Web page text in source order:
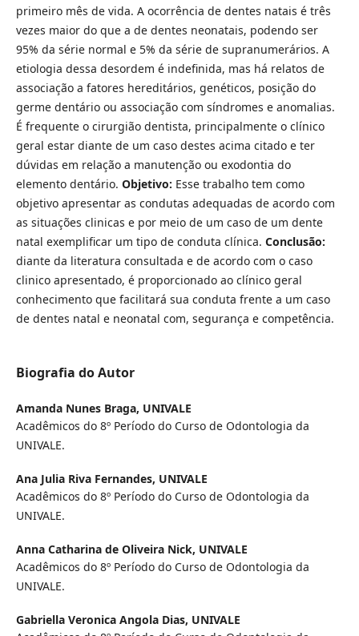
primeiro mês de vida. A ocorrência de dentes natais é três
vezes maior do que a de dentes neonatais, podendo ser
95% da série normal e 5% da série de supranumerários. A
etiologia dessa desordem é indefinida, mas há relatos de
associação a fatores hereditários, genéticos, posição do
germe dentário ou associação com síndromes e anomalias.
É frequente o cirurgião dentista, principalmente o clínico
geral estar diante de um caso destes acima citado e ter
dúvidas em relação a manutenção ou exodontia do
elemento dentário. Objetivo: Esse trabalho tem como
objetivo apresentar as condutas adequadas de acordo com
as situações clinicas e por meio de um caso de um dente
natal exemplificar um tipo de conduta clínica. Conclusão:
diante da literatura consultada e de acordo com o caso
clinico apresentado, é proporcionado ao clínico geral
conhecimento que facilitará sua conduta frente a um caso
de dentes natal e neonatal com, segurança e competência.
Biografia do Autor
Amanda Nunes Braga, UNIVALE
Acadêmicos do 8º Período do Curso de Odontologia da
UNIVALE.
Ana Julia Riva Fernandes, UNIVALE
Acadêmicos do 8º Período do Curso de Odontologia da
UNIVALE.
Anna Catharina de Oliveira Nick, UNIVALE
Acadêmicos do 8º Período do Curso de Odontologia da
UNIVALE.
Gabriella Veronica Angola Dias, UNIVALE